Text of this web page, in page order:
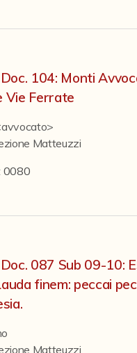
104: Monti
Vie Ferrate
Matteuzzi
0080
087 Sub 09-10:
finem: peccai
Matteuzzi